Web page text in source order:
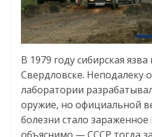
В 1979 году сибирская
Свердловске. Неподалеку
лаборатории
оружие, но официальной
болезни стало